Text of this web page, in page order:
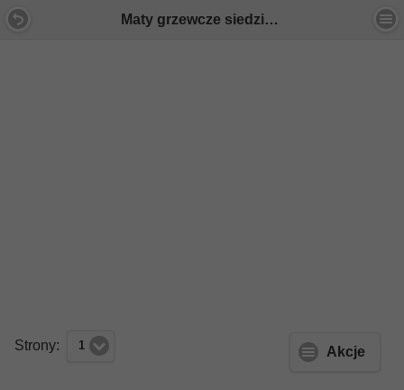
Maty grzewcze siedziska fotela wielokonturowego kierowcy do W212/S212 przedlift - Forum Mercedes E-Klasa
Strony: 1 Akcje